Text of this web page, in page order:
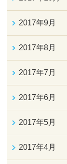
2017年9月
2017年8月
2017年7月
2017年6月
2017年5月
2017年4月